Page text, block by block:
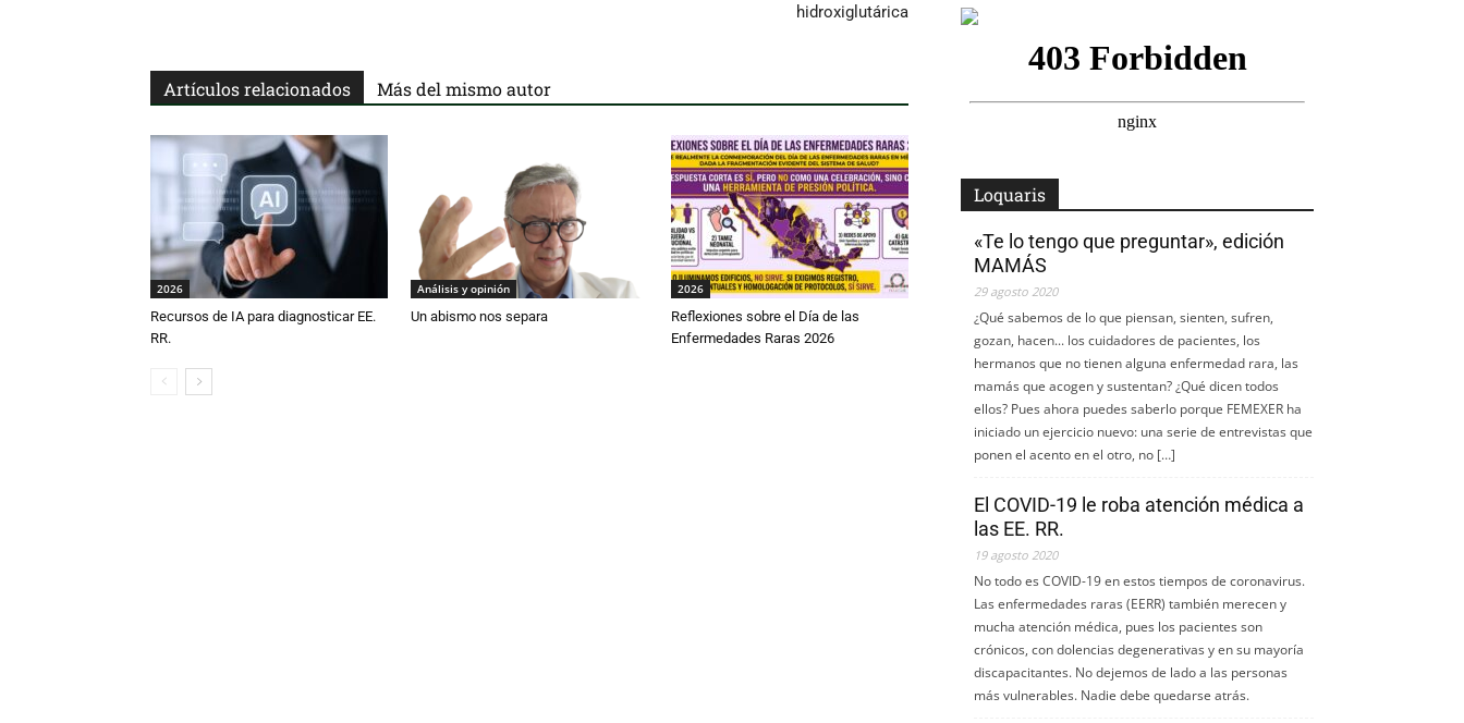
hidroxiglutárica
Artículos relacionados Más del mismo autor
2026
Recursos de IA para diagnosticar EE.
RR.
Análisis y opinión
Un abismo nos separa
2026
Reflexiones sobre el Día de las
Enfermedades Raras 2026
Loquaris
«Te lo tengo que preguntar», edición
MAMÁS
29 agosto 2020
¿Qué sabemos de lo que piensan, sienten, sufren,
gozan, hacen... los cuidadores de pacientes, los
hermanos que no tienen alguna enfermedad rara, las
mamás que acogen y sustentan? ¿Qué dicen todos
ellos? Pues ahora puedes saberlo porque FEMEXER ha
iniciado un ejercicio nuevo: una serie de entrevistas que
ponen el acento en el otro, no […]
El COVID-19 le roba atención médica a
las EE. RR.
19 agosto 2020
No todo es COVID-19 en estos tiempos de coronavirus.
Las enfermedades raras (EERR) también merecen y
mucha atención médica, pues los pacientes son
crónicos, con dolencias degenerativas y en su mayoría
discapacitantes. No dejemos de lado a las personas
más vulnerables. Nadie debe quedarse atrás.